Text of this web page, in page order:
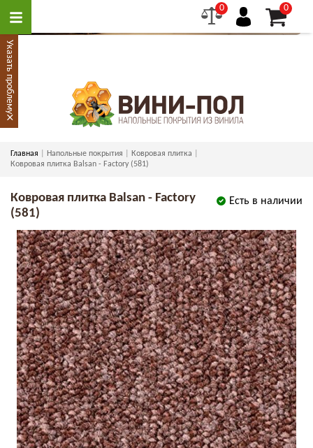
0 0
Главная Напольные покрытия
Ковровая плитка
Ковровая плитка Balsan - Factory (581)
Есть в наличии
Ковровая плитка Balsan - Factory
(581)
Указать проблему
×